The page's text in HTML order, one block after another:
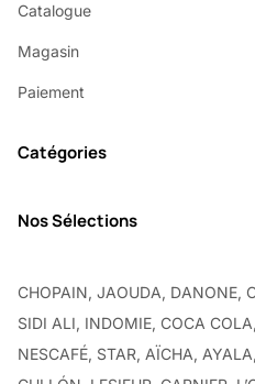
Catalogue
Magasin
Paiement
Catégories
Nos Sélections
CHOPAIN, JAOUDA, DANONE,
SIDI ALI, INDOMIE, COCA
NESCAFÉ, STAR, AÏCHA,